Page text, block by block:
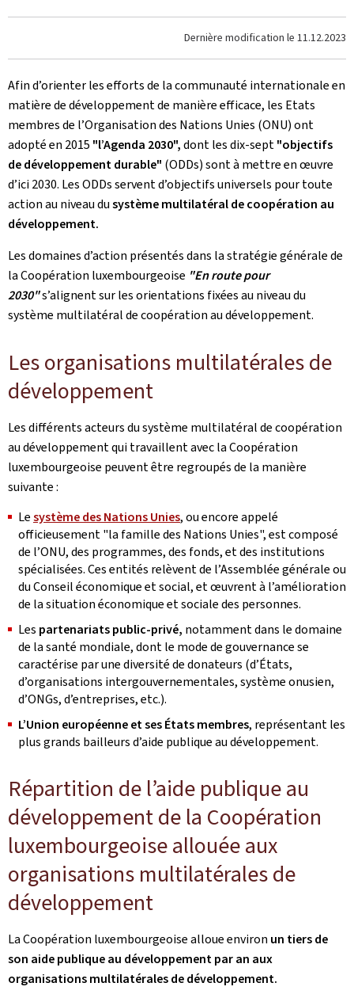
Dernière modification le 11.12.2023
Afin d’orienter les efforts de la communauté internationale en
matière de développement de manière efficace, les Etats
membres de l’Organisation des Nations Unies (ONU) ont
adopté en 2015 "l’Agenda 2030",dont les dix-sept"objectifs
de développement durable" (ODDs) sont à mettre en œuvre
d’ici 2030. Les ODDs servent d’objectifs universels pour toute
action au niveau dusystème multilatéral de coopération au
développement.
Les domaines d’action présentés dans la stratégie générale de
la Coopération luxembourgeoise "En route pour
2030"s’alignent sur les orientations fixées au niveau du
système multilatéral de coopération au développement.
Les organisations multilatérales de
développement
Les différents acteurs du système multilatéral de coopération
au développement qui travaillent avec la Coopération
luxembourgeoise peuvent être regroupés de la manière
suivante :
Lesystème des Nations Unies, ou encore appelé
officieusement "la famille des Nations Unies", est composé
de l’ONU, des programmes, des fonds, et des institutions
spécialisées. Ces entités relèvent de l’Assemblée générale ou
du Conseil économique et social, et œuvrent à l’amélioration
de la situation économique et sociale des personnes.
Les partenariats public-privé, notamment dans le domaine
de la santé mondiale,dont le mode de gouvernancese
caractérise par une diversité de donateurs (d’États,
d’organisations intergouvernementales, système onusien,
d’ONGs, d’entreprises, etc.).
L’Union européenne et ses États membres, représentant les
plus grands bailleurs d’aide publique au développement.
Répartition de l’aide publique au
développement de la Coopération
luxembourgeoise allouée aux
organisations multilatérales de
développement
La Coopération luxembourgeoise alloue environ un tiers de
son aide publique au développement par an aux
organisations multilatérales de développement.